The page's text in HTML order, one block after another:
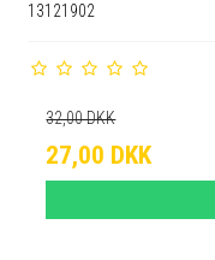
13121902
32,00 DKK
27,00 DKK